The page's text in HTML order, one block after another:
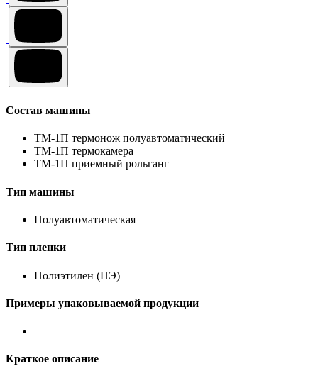
Состав машины
ТМ-1П термонож полуавтоматический
ТМ-1П термокамера
ТМ-1П приемный рольганг
Тип машины
Полуавтоматическая
Тип пленки
Полиэтилен (ПЭ)
Примеры упаковываемой продукции
Краткое описание